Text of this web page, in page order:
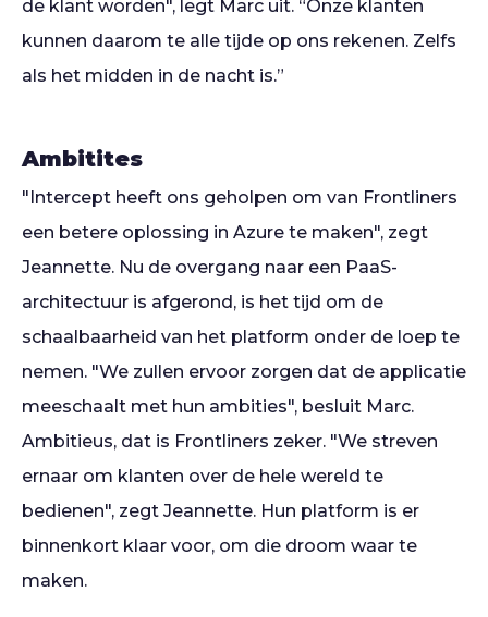
de klant worden", legt Marc uit. “Onze klanten
kunnen daarom te alle tijde op ons rekenen. Zelfs
als het midden in de nacht is.”
Ambitites
"Intercept heeft ons geholpen om van Frontliners
een betere oplossing in Azure te maken", zegt
Jeannette. Nu de overgang naar een PaaS-
architectuur is afgerond, is het tijd om de
schaalbaarheid van het platform onder de loep te
nemen. "We zullen ervoor zorgen dat de applicatie
meeschaalt met hun ambities", besluit Marc.
Ambitieus, dat is Frontliners zeker. "We streven
ernaar om klanten over de hele wereld te
bedienen", zegt Jeannette. Hun platform is er
binnenkort klaar voor, om die droom waar te
maken.